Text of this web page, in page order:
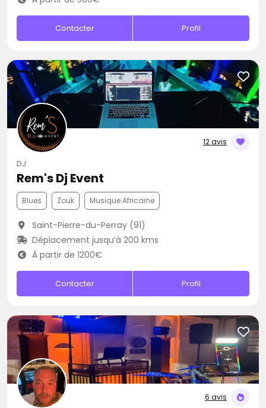
Contacter Profil
12 avis
DJ
Rem's Dj Event
Blues Zouk Musique Africaine
Saint-Pierre-du-Perray (91)
Déplacement jusqu’à 200 kms
À partir de 1200€
Contacter Profil
6 avis